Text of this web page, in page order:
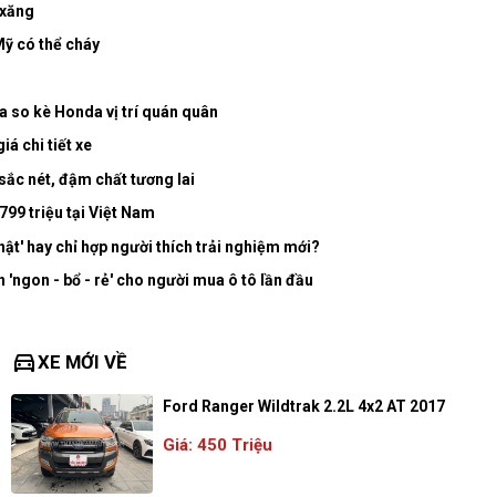
có thể cháy
so kè Honda vị trí quán quân
chi tiết xe
nét, đậm chất tương lai
triệu tại Việt Nam
hay chỉ hợp người thích trải nghiệm mới?
'ngon - bổ - rẻ' cho người mua ô tô lần đầu
directions_carXE MỚI VỀ
Ford Ranger Wildtrak 2.2L 4x2 AT 2017
Giá: 450 Triệu